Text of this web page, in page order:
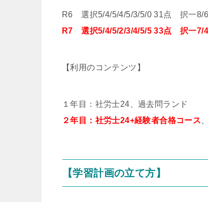
R6 選択5/4/5/4/5/3/5/0 31点 択一8/
R7 選択5/4/5/2/3/4/5/5 33点 択一7/
【利用のコンテンツ】
１年目：社労士24、過去問ランド
２年目：社労士24+経験者合格コース
【学習計画の立て方】